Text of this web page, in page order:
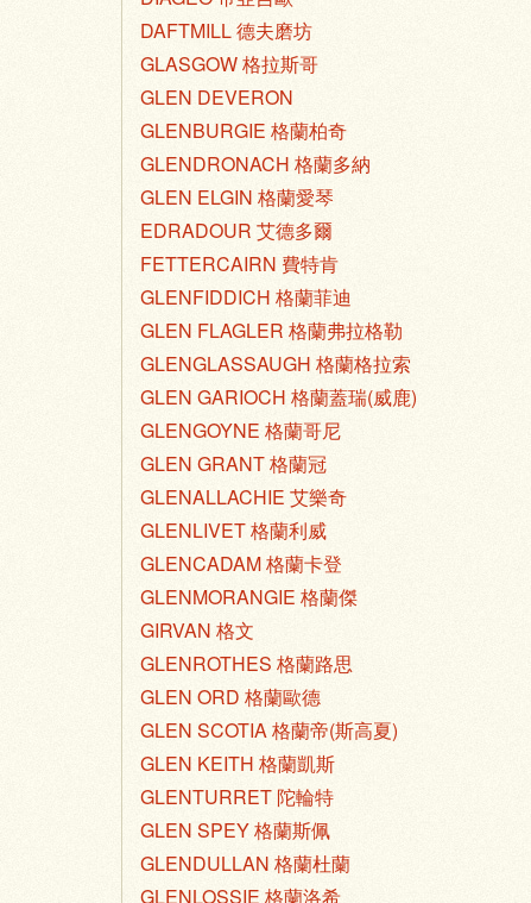
DAFTMILL 德夫磨坊
GLASGOW 格拉斯哥
GLEN DEVERON
GLENBURGIE 格蘭柏奇
GLENDRONACH 格蘭多納
GLEN ELGIN 格蘭愛琴
EDRADOUR 艾德多爾
FETTERCAIRN 費特肯
GLENFIDDICH 格蘭菲迪
GLEN FLAGLER 格蘭弗拉格勒
GLENGLASSAUGH 格蘭格拉索
GLEN GARIOCH 格蘭蓋瑞(威鹿)
GLENGOYNE 格蘭哥尼
GLEN GRANT 格蘭冠
GLENALLACHIE 艾樂奇
GLENLIVET 格蘭利威
GLENCADAM 格蘭卡登
GLENMORANGIE 格蘭傑
GIRVAN 格文
GLENROTHES 格蘭路思
GLEN ORD 格蘭歐德
GLEN SCOTIA 格蘭帝(斯高夏)
GLEN KEITH 格蘭凱斯
GLENTURRET 陀輪特
GLEN SPEY 格蘭斯佩
GLENDULLAN 格蘭杜蘭
GLENLOSSIE 格蘭洛希